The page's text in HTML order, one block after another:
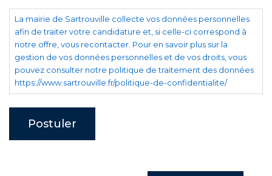
La mairie de Sartrouville collecte vos données personnelles
afin de traiter votre candidature et, si celle-ci correspond à
notre offre, vous recontacter. Pour en savoir plus sur la
gestion de vos données personnelles et de vos droits, vous
pouvez consulter notre politique de traitement des données
https://www.sartrouville.fr/politique-de-confidentialite/